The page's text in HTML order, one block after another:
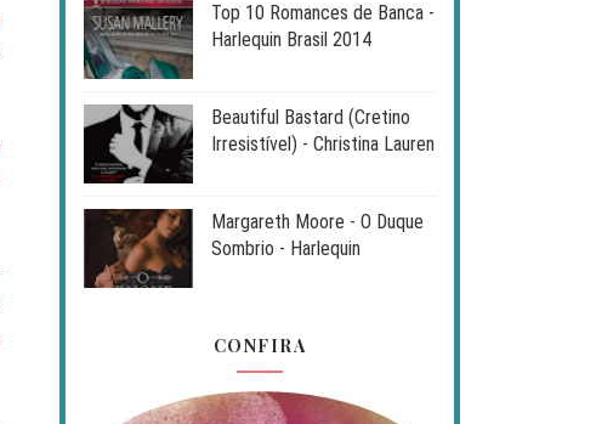
Top 10 Romances de Banca -
Harlequin Brasil 2014
Beautiful Bastard (Cretino
Irresistível) - Christina Lauren
Margareth Moore - O Duque
Sombrio - Harlequin
CONFIRA